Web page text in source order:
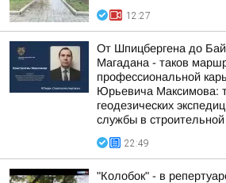
12:27
От Шпицбергена до
Магадана - таков
профессиональной
Юрьевича Максимова:
геодезических
службы в
22:49
"Колобок" - в